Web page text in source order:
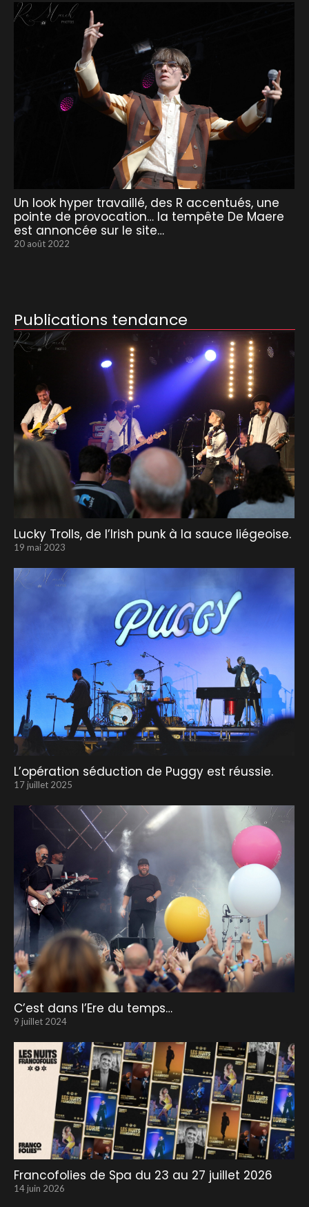
Un look hyper travaillé, des R accentués, une
pointe de provocation… la tempête De Maere
est annoncée sur le site…
20 août 2022
Publications tendance
Lucky Trolls, de l’Irish punk à la sauce liégeoise.
19 mai 2023
L’opération séduction de Puggy est réussie.
17 juillet 2025
C’est dans l’Ere du temps…
9 juillet 2024
Francofolies de Spa du 23 au 27 juillet 2026
14 juin 2026